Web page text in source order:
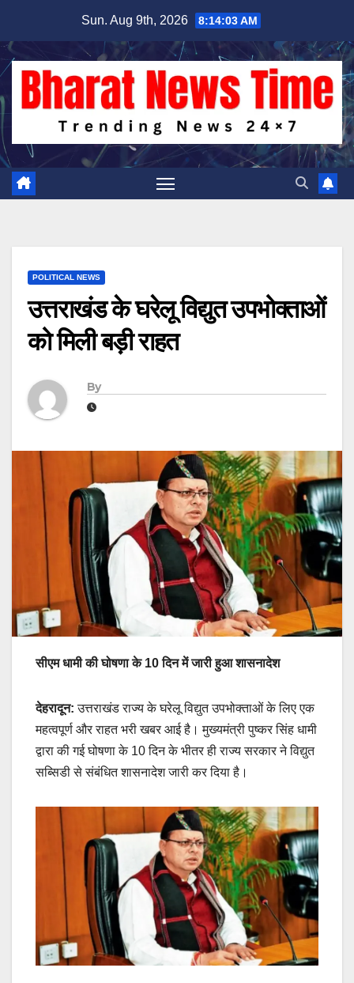
content
Sun. Aug 9th, 2026 8:14:04 AM
POLITICAL NEWS
उत्तराखंड के घरेलू विद्युत उपभोक्ताओं
को मिली बड़ी राहत
By
सीएम धामी की घोषणा के 10 दिन में जारी हुआ शासनादेश
देहरादून: उत्तराखंड राज्य के घरेलू विद्युत उपभोक्ताओं के लिए एक
महत्वपूर्ण और राहत भरी खबर आई है। मुख्यमंत्री पुष्कर सिंह धामी
द्वारा की गई घोषणा के 10 दिन के भीतर ही राज्य सरकार ने विद्युत
सब्सिडी से संबंधित शासनादेश जारी कर दिया है।